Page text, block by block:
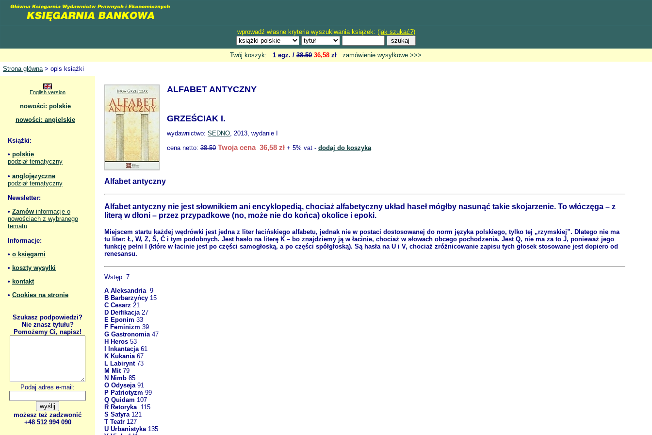
wprowadź własne kryteria wyszukiwania książek: (jak szukać?)
Twój koszyk: 1 egz. / 38.50 36,58 zł
zamówienie wysyłkowe >>>
Strona główna> opis książki
English version
nowości: polskie
nowości: angielskie
Książki:
• polskie
podział tematyczny
• anglojęzyczne
podział tematyczny
Newsletter:
• Zamów informacje o
nowościach z wybranego
tematu
Informacje:
• o księgarni
• koszty wysyłki
• kontakt
• Cookies na stronie
Szukasz podpowiedzi?
Nie znasz tytułu?
Pomożemy Ci, napisz!
Podaj adres e-mail:
możesz też zadzwonić
+48 512 994 090
ALFABET ANTYCZNY
GRZEŚCIAK I.
wydawnictwo: SEDNO, 2013, wydanie I
cena netto: 38.50 Twoja cena 36,58 zł + 5% vat - dodaj do koszyka
Alfabet antyczny
Alfabet antyczny nie jest słownikiem ani encyklopedią, chociaż alfabetyczny układ haseł mógłby nasunąć takie skojarzenie. To włóczęga – z
literą w dłoni – przez przypadkowe (no, może nie do końca) okolice i epoki.
Miejscem startu każdej wędrówki jest jedna z liter łacińskiego alfabetu, jednak nie w postaci dostosowanej do norm języka polskiego, tylko tej „rzymskiej”. Dlatego nie ma
tu liter: Ł, W, Z, Ś, Ć i tym podobnych. Jest hasło na literę K – bo znajdziemy ją w łacinie, chociaż w słowach obcego pochodzenia. Jest Q, nie ma za to J, ponieważ jego
funkcję pełni I (które w łacinie jest po części samogłoską, a po części spółgłoską). Są hasła na U i V, chociaż zróżnicowanie zapisu tych głosek stosowane jest dopiero od
renesansu.
Wstęp 7
A Aleksandria 9
B Barbarzyńcy 15
C Cesarz 21
D Deifikacja 27
E Eponim 33
F Feminizm 39
G Gastronomia 47
H Heros 53
I Inkantacja 61
K Kukania 67
L Labirynt 73
M Mit 79
N Nimb 85
O Odyseja 91
P Patriotyzm 99
Q Quidam 107
R Retoryka 115
S Satyra 121
T Teatr 127
U Urbanistyka 135